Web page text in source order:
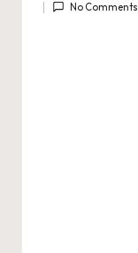
by
No Comments